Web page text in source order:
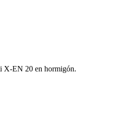
X‑EN 20 en hormigón.